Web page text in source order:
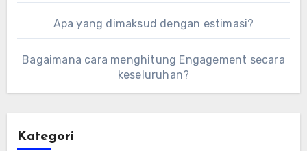
Apa yang dimaksud dengan estimasi?
Bagaimana cara menghitung Engagement secara
keseluruhan?
Kategori